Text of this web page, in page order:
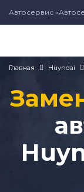
Автосервис
Главная Huyndai